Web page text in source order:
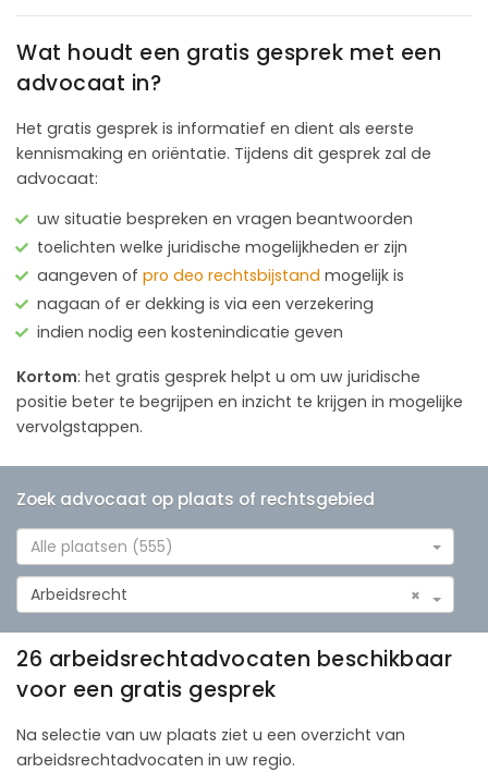
Wat houdt een gratis gesprek met een
advocaat in?
Het gratis gesprek is informatief en dient als eerste
kennismaking en oriëntatie. Tijdens dit gesprek zal de
advocaat:
uw situatie bespreken en vragen beantwoorden
toelichten welke juridische mogelijkheden er zijn
aangeven of pro deo rechtsbijstand mogelijk is
nagaan of er dekking is via een verzekering
indien nodig een kostenindicatie geven
Kortom: het gratis gesprek helpt u om uw juridische
positie beter te begrijpen en inzicht te krijgen in mogelijke
vervolgstappen.
Zoek advocaat op plaats of rechtsgebied
Alle plaatsen (555)
×
Arbeidsrecht
26 arbeidsrechtadvocaten beschikbaar
voor een gratis gesprek
Na selectie van uw plaats ziet u een overzicht van
arbeidsrechtadvocaten in uw regio.